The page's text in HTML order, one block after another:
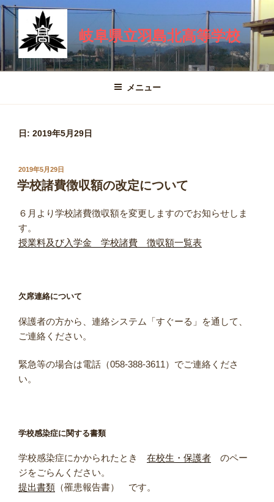
コ
ン
ン
ツ
岐阜県立羽島北高等学校
メニュー
日: 2019年5月29日
投
稿
日:
2019年5月29日
学校諸費徴収額の改定について
６月より学校諸費徴収額を変更しますのでお知らせしま
す。
授業料及び入学金 学校諸費 徴収額一覧表
欠席連絡について
保護者の方から、連絡システム「すぐーる」を通して、
ご連絡ください。
緊急等の場合は電話（058-388-3611）でご連絡くださ
い。
学校感染症に関する書類
学校感染症にかかられたとき 在校生・保護者 のペー
ジをごらんください。
提出書類 （罹患報告書） です。